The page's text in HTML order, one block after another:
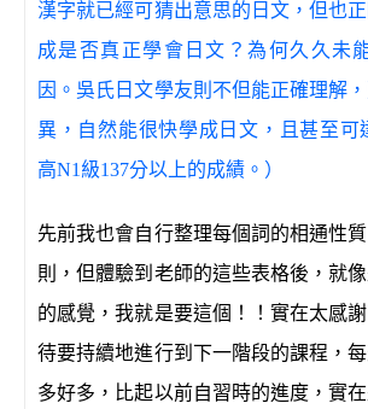
漢字就已經可猜出意思的日文，但也
成是否真正學會日文？為何久久未
因。吳氏日文學友則不但能正確理解
異，自然能很快學成日文，且甚至可
高N1級137分以上的成績。）
先前我也會自行整理每個詞的相通性
則，但體驗到老師的這些表格後，就
的感覺，我就是要這個！！實在太感
待要持續地進行到下一階段的課程，
多好多，比起以前自習時的進度，實